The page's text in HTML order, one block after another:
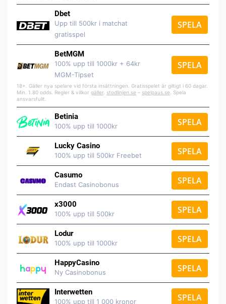
Dbet
Upp till 500kr i matchat
gratisspel
SPELA
BetMGM
100% upp till 1000kr + 64kr
MGM-Tipset
SPELA
18+. Gäller nya spelare vid första insättningen. Gratisspelet är giltigt i 60 dagar.
Min. 1.80 odds. Regler & villkor gäller stodlinjen.se – spelpaus.se . Spela
ansvarsfullt.
Betinia
100% upp till 1000kr SPELA
Lucky Casino
100% upp till 500kr Freebet SPELA
Casumo
Endast Casinobonus SPELA
x3000
100% upp till 500kr SPELA
Lodur
100% upp till 1000kr SPELA
HappyCasino
Ny Casinobonus SPELA
Interwetten
100% upp till 1 000 kronor SPELA